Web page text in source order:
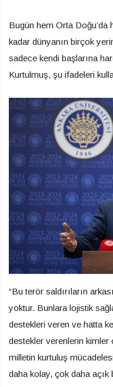
Bugün hem Orta Doğu’da
kadar dünyanın birçok
sadece kendi başlarına
Kurtulmuş, şu ifadeleri
“Bu terör saldırıların
yoktur. Bunlara lojistik
destekleri veren ve hatta
destekler verenlerin
milletin kurtuluş
daha kolay, çok daha açık